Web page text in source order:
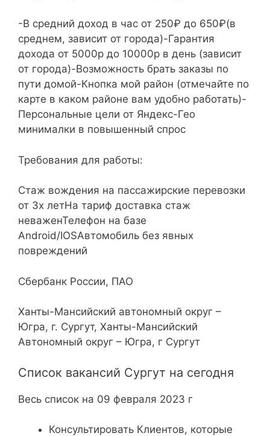
-В средний доход в час от 250₽ до 650₽(в
среднем, зависит от города)-Гарантия
дохода от 5000р до 10000р в день (зависит
от города)-Возможность брать заказы по
пути домой-Кнопка мой район (отмечайте по
карте в каком районе вам удобно работать)-
Персональные цели от Яндекс-Гео
минималки в повышенный спрос
Требования для работы:
Стаж вождения на пассажирские перевозки
от 3х летНа тариф доставка стаж
неваженТелефон на базе
Android/IOSАвтомобиль без явных
повреждений
Сбербанк России, ПАО
Ханты-Мансийский автономный округ –
Югра, г. Сургут, Ханты-Мансийский
Автономный округ – Югра, г Сургут
Список вакансий Сургут на сегодня
Весь список на 09 февраля 2023 г
Консультировать Клиентов, которые